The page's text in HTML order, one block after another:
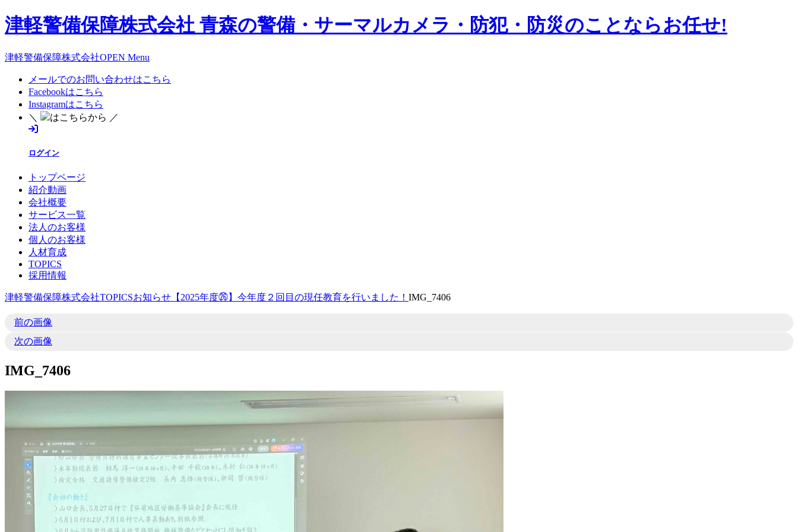
津軽警備保障株式会社 青森の警備・サーマルカメラ・防犯・防災のことならお任せ!
津軽警備保障株式会社OPEN Menu
メールでのお問い合わせはこちら
Facebookはこちら
Instagramはこちら
＼
はこちらから ／
ログイン
トップページ
紹介動画
会社概要
サービス一覧
法人のお客様
個人のお客様
人材育成
TOPICS
採用情報
津軽警備保障株式会社TOPICSお知らせ 【2025年度㉖】今年度２回目の現任教育を行いました！ IMG_7406
前の画像
次の画像
IMG_7406